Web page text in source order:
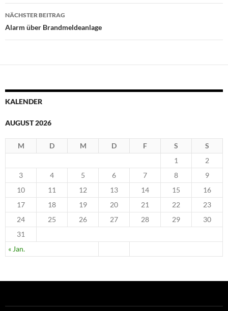
NÄCHSTER BEITRAG
Alarm über Brandmeldeanlage
KALENDER
AUGUST 2026
M D M D F S S
« Jan.
1
2
3
4 5 6 7 8
9
10
11 12 13 14 15
16
17
18 19 20 21 22
23
24
25 26 27 28 29
30
31